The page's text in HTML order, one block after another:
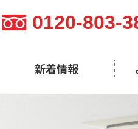
0120-803-
新着情報